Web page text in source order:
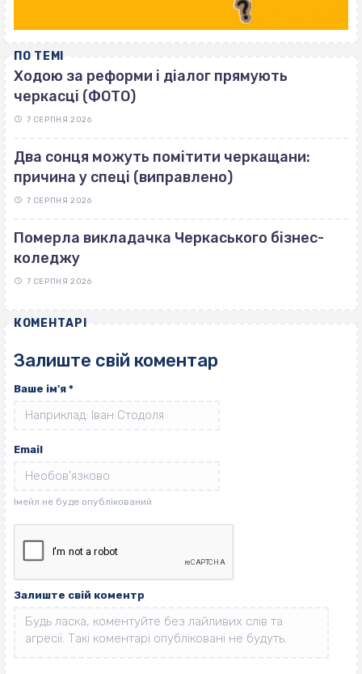
ПО ТЕМІ
Ходою за реформи і діалог прямують
черкасці (ФОТО)
7 СЕРПНЯ 2026
Два сонця можуть помітити черкащани:
причина у спеці (виправлено)
7 СЕРПНЯ 2026
Померла викладачка Черкаського бізнес-
коледжу
7 СЕРПНЯ 2026
КОМЕНТАРІ
Залиште свій коментар
Ваше ім'я *
Email
Залиште свій коментр